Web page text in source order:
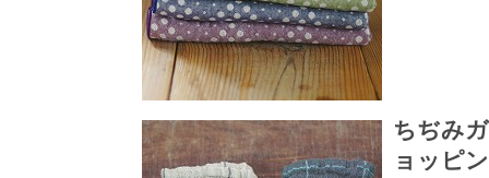
ちぢみ
ョッピ